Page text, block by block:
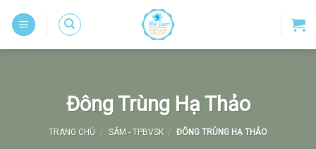
Đông Trùng Hạ Thảo
TRANG CHỦ / SÂM - TPBVSK / ĐÔNG TRÙNG HẠ THẢO